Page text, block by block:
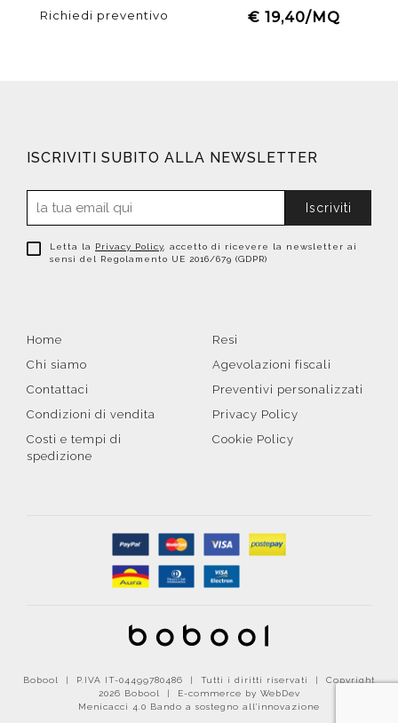
Richiedi preventivo € 19,40/MQ
ISCRIVITI SUBITO ALLA NEWSLETTER
Iscriviti
Letta la Privacy Policy , accetto di ricevere la newsletter ai
sensi del Regolamento UE 2016/679 (GDPR)
Home
Chi siamo
Contattaci
Condizioni di vendita
Costi e tempi di
spedizione
Resi
Agevolazioni fiscali
Preventivi personalizzati
Privacy Policy
Cookie Policy
Bobool | P.IVA IT-04499780486 | Tutti i diritti riservati | Copyright
2026 Bobool |
E-commerce by WebDev
Menicacci 4.0 Bando a sostegno all'innovazione